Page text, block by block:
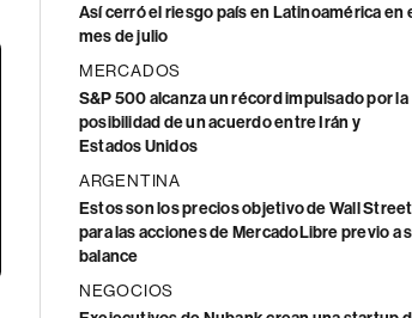
Así cerró el riesgo país en Latinoamérica en
mes de julio
MERCADOS
S&P 500 alcanza un récord impulsado por la
posibilidad de un acuerdo entre Irán y
Estados Unidos
ARGENTINA
Estos son los precios objetivo de Wall Street
para las acciones de MercadoLibre previo a
balance
NEGOCIOS